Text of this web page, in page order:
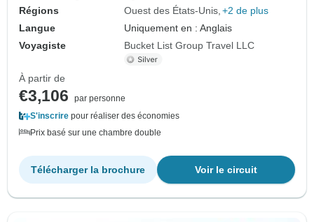
Régions
Ouest des États-Unis +2 de plus
Langue
Uniquement en : Anglais
Voyagiste
Bucket List Group Travel LLC
À partir de
€3,106
par personne
S'inscrire pour réaliser des économies
Prix basé sur une chambre double
Voir le circuit
Télécharger la brochure